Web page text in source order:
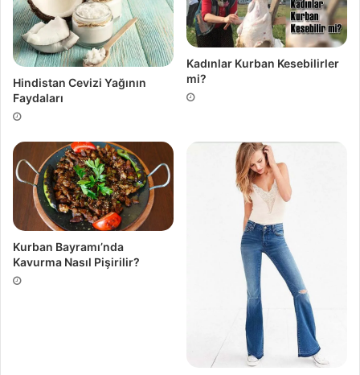
Hindistan Cevizi Yağının
Faydaları
Kadınlar Kurban Kesebilirler
mi?
Kurban Bayramı’nda
Kavurma Nasıl Pişirilir?